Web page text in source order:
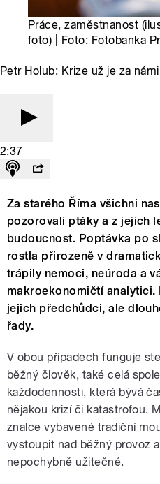
Práce, zaměstnanost
foto) | Foto: Fotobanka
Petr Holub: Krize už je za
2:37
Za starého Říma všichni
pozorovali ptáky a z jejich
budoucnost. Poptávka po
rostla přirozeně v
trápily nemoci, neúroda a
makroekonomičtí analytici.
jejich předchůdci, ale
řady.
V obou případech funguje
běžný člověk, také celá
každodennosti, která bývá
nějakou krizí či katastrofou.
znalce vybavené tradiční
vystoupit nad běžný provoz
nepochybně užitečné.